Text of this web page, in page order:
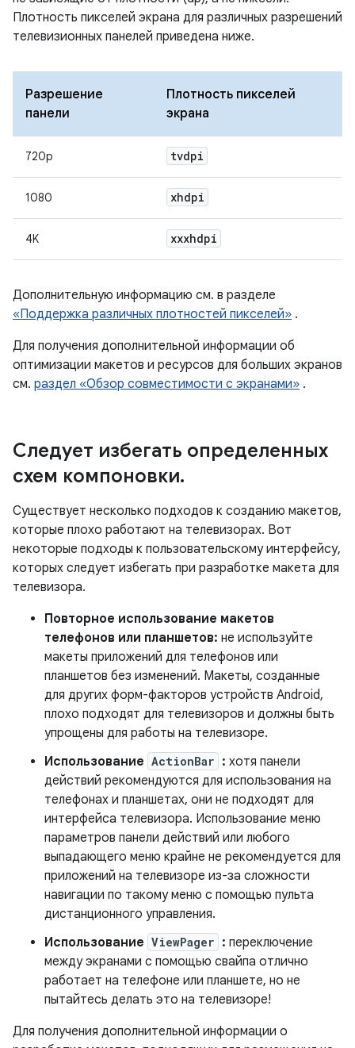
Плотность пикселей экрана для различных разрешений
телевизионных панелей приведена ниже.
Разрешение
панели
Плотность пикселей
экрана
720p tvdpi
1080 xhdpi
4K xxxhdpi
Дополнительную информацию см. в разделе
«Поддержка различных плотностей пикселей» .
Для получения дополнительной информации об
оптимизации макетов и ресурсов для больших экранов
см. раздел «Обзор совместимости с экранами» .
Следует избегать определенных
схем компоновки.
Существует несколько подходов к созданию макетов,
которые плохо работают на телевизорах. Вот
некоторые подходы к пользовательскому интерфейсу,
которых следует избегать при разработке макета для
телевизора.
Повторное использование макетов
телефонов или планшетов: не используйте
макеты приложений для телефонов или
планшетов без изменений. Макеты, созданные
для других форм-факторов устройств Android,
плохо подходят для телевизоров и должны быть
упрощены для работы на телевизоре.
Использование ActionBar : хотя панели
действий рекомендуются для использования на
телефонах и планшетах, они не подходят для
интерфейса телевизора. Использование меню
параметров панели действий или любого
выпадающего меню крайне не рекомендуется для
приложений на телевизоре из-за сложности
навигации по такому меню с помощью пульта
дистанционного управления.
Использование ViewPager : переключение
между экранами с помощью свайпа отлично
работает на телефоне или планшете, но не
пытайтесь делать это на телевизоре!
Для получения дополнительной информации о